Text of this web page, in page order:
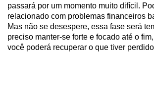
passará por um momento muito difícil.
relacionado com problemas financeiros
Mas não se desespere, essa fase será
preciso manter-se forte e focado até o
você poderá recuperar o que tiver